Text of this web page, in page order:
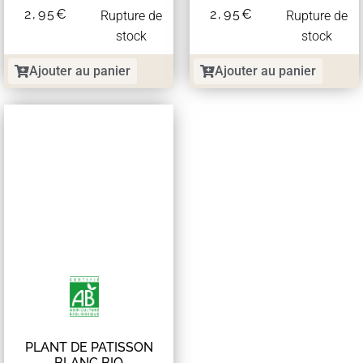
2,95€
Rupture de
stock
Ajouter au panier
2,95€
Rupture de
stock
Ajouter au panier
PLANT DE PATISSON